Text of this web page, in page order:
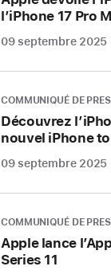
l’iPhone 17 Pro
09 septembre 2025
COMMUNIQUÉ DE
Découvrez
nouvel iPhone
09 septembre 2025
COMMUNIQUÉ DE
Apple lance
Series 11